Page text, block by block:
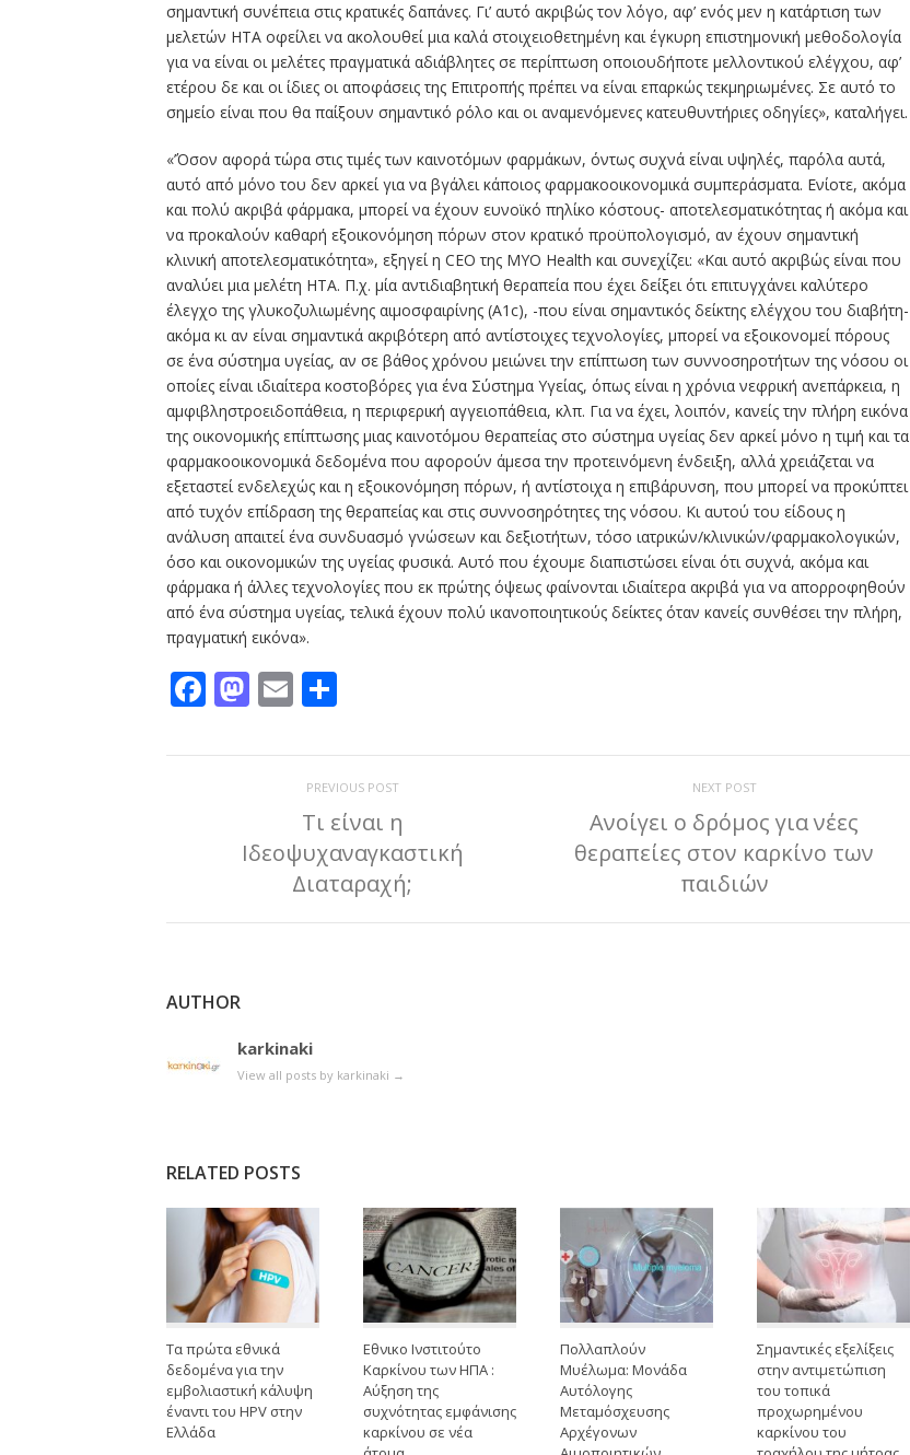
σημαντική συνέπεια στις κρατικές δαπάνες. Γι’ αυτό ακριβώς τον λόγο, αφ’ ενός μεν η κατάρτιση των
μελετών ΗΤΑ οφείλει να ακολουθεί μια καλά στοιχειοθετημένη και έγκυρη επιστημονική μεθοδολογία
για να είναι οι μελέτες πραγματικά αδιάβλητες σε περίπτωση οποιουδήποτε μελλοντικού ελέγχου, αφ’
ετέρου δε και οι ίδιες οι αποφάσεις της Επιτροπής πρέπει να είναι επαρκώς τεκμηριωμένες. Σε αυτό το
σημείο είναι που θα παίξουν σημαντικό ρόλο και οι αναμενόμενες κατευθυντήριες οδηγίες», καταλήγει.
«’Όσον αφορά τώρα στις τιμές των καινοτόμων φαρμάκων, όντως συχνά είναι υψηλές, παρόλα αυτά,
αυτό από μόνο του δεν αρκεί για να βγάλει κάποιος φαρμακοοικονομικά συμπεράσματα. Ενίοτε, ακόμα
και πολύ ακριβά φάρμακα, μπορεί να έχουν ευνοϊκό πηλίκο κόστους- αποτελεσματικότητας ή ακόμα και
να προκαλούν καθαρή εξοικονόμηση πόρων στον κρατικό προϋπολογισμό, αν έχουν σημαντική
κλινική αποτελεσματικότητα», εξηγεί η CEO της ΜΥΟ Health και συνεχίζει: «Και αυτό ακριβώς είναι που
αναλύει μια μελέτη ΗΤΑ. Π.χ. μία αντιδιαβητική θεραπεία που έχει δείξει ότι επιτυγχάνει καλύτερο
έλεγχο της γλυκοζυλιωμένης αιμοσφαιρίνης (Α1c), -που είναι σημαντικός δείκτης ελέγχου του διαβήτη-
ακόμα κι αν είναι σημαντικά ακριβότερη από αντίστοιχες τεχνολογίες, μπορεί να εξοικονομεί πόρους
σε ένα σύστημα υγείας, αν σε βάθος χρόνου μειώνει την επίπτωση των συννοσηροτήτων της νόσου οι
οποίες είναι ιδιαίτερα κοστοβόρες για ένα Σύστημα Υγείας, όπως είναι η χρόνια νεφρική ανεπάρκεια, η
αμφιβληστροειδοπάθεια, η περιφερική αγγειοπάθεια, κλπ. Για να έχει, λοιπόν, κανείς την πλήρη εικόνα
της οικονομικής επίπτωσης μιας καινοτόμου θεραπείας στο σύστημα υγείας δεν αρκεί μόνο η τιμή και τα
φαρμακοοικονομικά δεδομένα που αφορούν άμεσα την προτεινόμενη ένδειξη, αλλά χρειάζεται να
εξεταστεί ενδελεχώς και η εξοικονόμηση πόρων, ή αντίστοιχα η επιβάρυνση, που μπορεί να προκύπτει
από τυχόν επίδραση της θεραπείας και στις συννοσηρότητες της νόσου. Κι αυτού του είδους η
ανάλυση απαιτεί ένα συνδυασμό γνώσεων και δεξιοτήτων, τόσο ιατρικών/κλινικών/φαρμακολογικών,
όσο και οικονομικών της υγείας φυσικά. Αυτό που έχουμε διαπιστώσει είναι ότι συχνά, ακόμα και
φάρμακα ή άλλες τεχνολογίες που εκ πρώτης όψεως φαίνονται ιδιαίτερα ακριβά για να απορροφηθούν
από ένα σύστημα υγείας, τελικά έχουν πολύ ικανοποιητικούς δείκτες όταν κανείς συνθέσει την πλήρη,
πραγματική εικόνα».
Facebook
Mastodon
Email
PREVIOUS POST
Τι είναι η
Ιδεοψυχαναγκαστική
Διαταραχή;
NEXT POST
Ανοίγει ο δρόμος για νέες
θεραπείες στον καρκίνο των
παιδιών
AUTHOR
karkinaki
View all posts by karkinaki →
RELATED POSTS
Τα πρώτα εθνικά
δεδομένα για την
εμβολιαστική κάλυψη
έναντι του HPV στην
Ελλάδα
Εθνικο Ινστιτούτο
Καρκίνου των ΗΠΑ :
Αύξηση της
συχνότητας εμφάνισης
καρκίνου σε νέα
Πολλαπλούν
Μυέλωμα: Μονάδα
Αυτόλογης
Μεταμόσχευσης
Αρχέγονων
Σημαντικές εξελίξεις
στην αντιμετώπιση
του τοπικά
προχωρημένου
καρκίνου του